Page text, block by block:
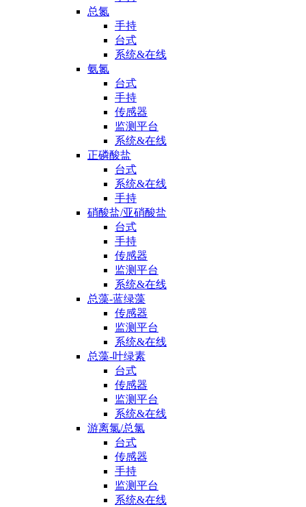
总氮
手持
台式
系统&在线
氨氮
台式
手持
传感器
监测平台
系统&在线
正磷酸盐
台式
系统&在线
手持
硝酸盐/亚硝酸盐
台式
手持
传感器
监测平台
系统&在线
总藻-蓝绿藻
传感器
监测平台
系统&在线
总藻-叶绿素
台式
传感器
监测平台
系统&在线
游离氯/总氯
台式
传感器
手持
监测平台
系统&在线